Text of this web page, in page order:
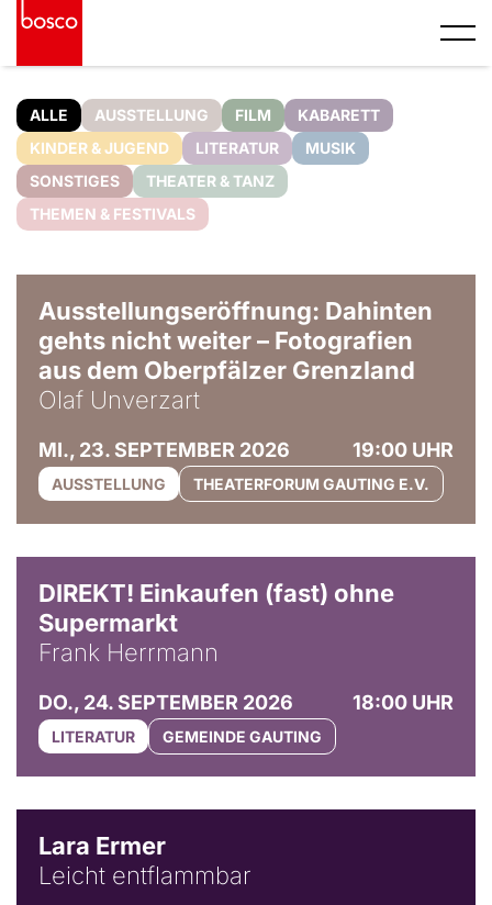
ALLE AUSSTELLUNG FILM
KABARETT
KINDER & JUGEND
LITERATUR
MUSIK
SONSTIGES
THEATER & TANZ
THEMEN & FESTIVALS
Ausstellungseröffnung: Dahinten
gehts nicht weiter – Fotografien
aus dem Oberpfälzer Grenzland
Olaf Unverzart
MI., 23. SEPTEMBER 2026 19:00 UHR
AUSSTELLUNG THEATERFORUM GAUTING E.V.
DIREKT! Einkaufen (fast) ohne
Supermarkt
Frank Herrmann
DO., 24. SEPTEMBER 2026 18:00 UHR
LITERATUR GEMEINDE GAUTING
Lara Ermer
Leicht entflammbar